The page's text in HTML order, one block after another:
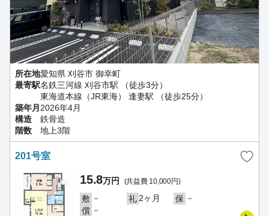
所在地愛知県 刈谷市 御幸町
最寄駅名鉄三河線 刈谷市駅 （徒歩3分）
東海道本線（JR東海） 逢妻駅 （徒歩25分）
築年月2026年4月
構造
鉄骨造
階数
地上3階
201号室
15.8万円 (共益費 10,000円)
敷 － 礼 2ヶ月 保 －
償 －